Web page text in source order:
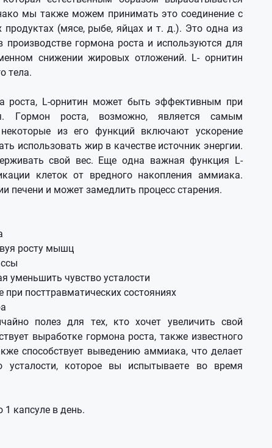
мы также можем принимать это соединение с
(мясе, рыбе, яйцах и т. д.). Это одна из
гормона роста и используются для
снижении жировых отложений. L- орнитин
тела.
роста, L-орнитин может быть эффективным при
Гормон роста, возможно, является самым
из его функций включают ускорение
использовать жир в качестве источник энергии.
свой вес. Еще одна важная функция L-
клеток от вредного накопления аммиака.
печени и может замедлить процесс старения.
росту мышц
уменьшить чувство усталости
посттравматических состояниях
полез для тех, кто хочет увеличить свой
выработке гормона роста, также известного
способствует выведению аммиака, что делает
которое вы испытываете во время
1 капсуле в день.